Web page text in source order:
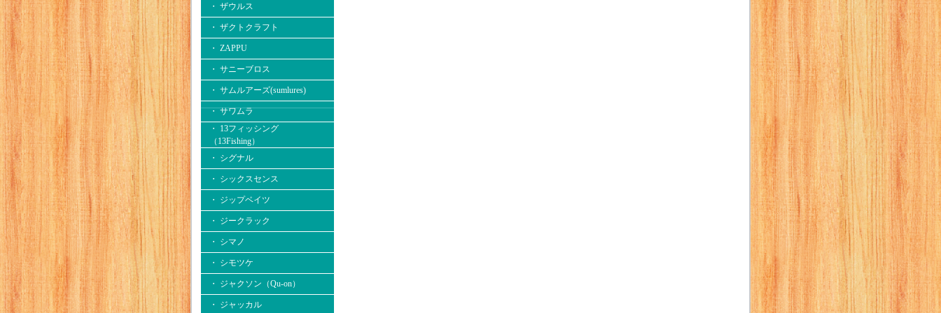
・ ザウルス
・ ザクトクラフト
・ ZAPPU
・ サニーブロス
・ サムルアーズ(sumlures)
・ サワムラ
・ 13フィッシング
（13Fishing）
・ シグナル
・ シックスセンス
・ ジップベイツ
・ ジークラック
・ シマノ
・ シモツケ
・ ジャクソン（Qu-on）
・ ジャッカル